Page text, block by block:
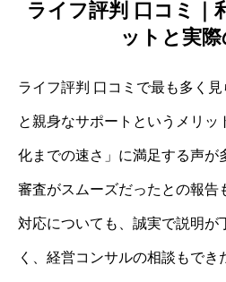
ライフ評判 口コミ｜
ットと実
ライフ評判 口コミで最も多く
と親身なサポートというメリッ
化までの速さ」に満足する声が
審査がスムーズだったとの報告
対応についても、誠実で説明が
く、経営コンサルの相談もで